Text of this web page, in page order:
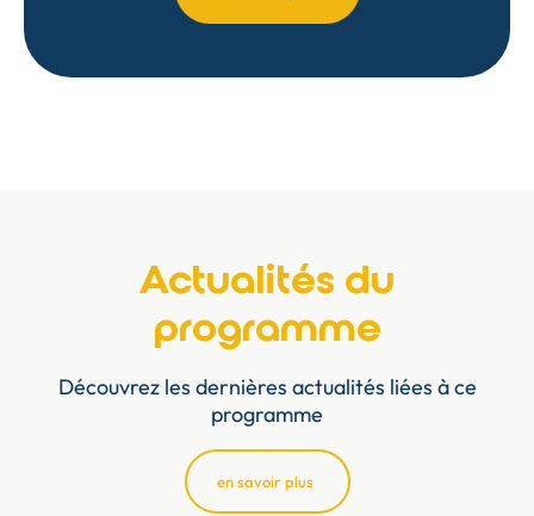
Actualités du
programme
Découvrez les dernières actualités liées à ce
programme
en savoir plus